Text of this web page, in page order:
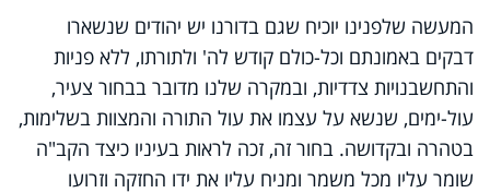
המעשה שלפנינו יוכיח שגם בדורנו יש יהודים שנשארו
דבקים באמונתם וכל-כולם קודש לה' ולתורתו, ללא פניות
והתחשבנויות צדדיות, ובמקרה שלנו מדובר בבחור צעיר,
עול-ימים, שנשא על עצמו את עול התורה והמצוות בשלימות,
בטהרה ובקדושה. בחור זה, זכה לראות בעיניו כיצד הקב"ה
שומר עליו מכל משמר ומניח עליו את ידו החזקה וזרועו